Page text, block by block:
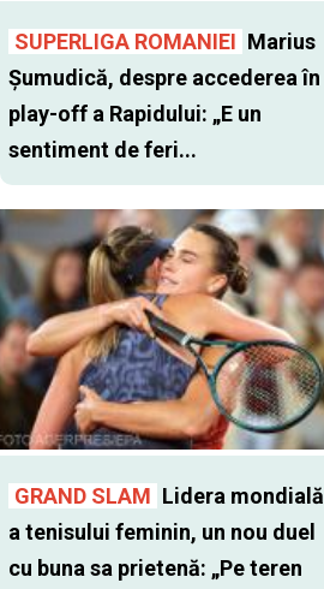
SUPERLIGA ROMANIEI Marius
Șumudică, despre accederea în
play-off a Rapidului: „E un
sentiment de feri...
GRAND SLAM Lidera mondială
a tenisului feminin, un nou duel
cu buna sa prietenă: „Pe teren